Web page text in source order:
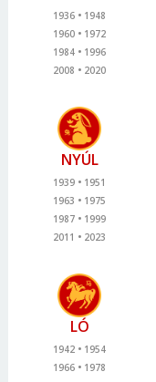
1936
1948
1960
1972
1984
1996
2008
2020
NYÚL
1939
1951
1963
1975
1987
1999
2011
2023
LÓ
1942
1954
1966
1978